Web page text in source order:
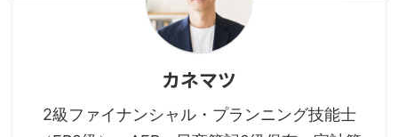
カネマツ
2級ファイナンシャル・プランニング技能士